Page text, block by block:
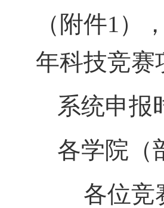
（附件1）
年科技竞赛
系统申报
各学院（
各位竞赛